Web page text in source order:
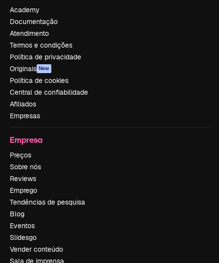
Academy
Documentação
Atendimento
Termos e condições
Política de privacidade
Originais New
Política de cookies
Central de confiabilidade
Afiliados
Empresas
Empresa
Preços
Sobre nós
Reviews
Emprego
Tendências de pesquisa
Blog
Eventos
Slidesgo
Vender conteúdo
Sala de imprensa